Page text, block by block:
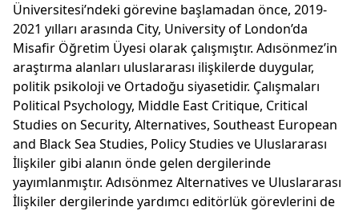
Üniversitesi’ndeki görevine başlamadan önce, 2019-
2021 yılları arasında City, University of London’da
Misafir Öğretim Üyesi olarak çalışmıştır. Adısönmez’in
araştırma alanları uluslararası ilişkilerde duygular,
politik psikoloji ve Ortadoğu siyasetidir. Çalışmaları
Political Psychology, Middle East Critique, Critical
Studies on Security, Alternatives, Southeast European
and Black Sea Studies, Policy Studies ve Uluslararası
İlişkiler gibi alanın önde gelen dergilerinde
yayımlanmıştır. Adısönmez Alternatives ve Uluslararası
İlişkiler dergilerinde yardımcı editörlük görevlerini de